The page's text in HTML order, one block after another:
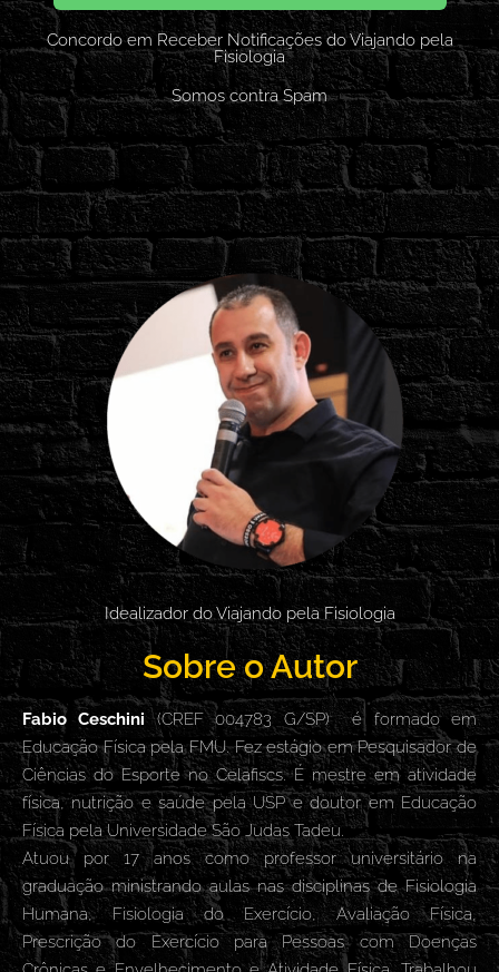
Concordo em Receber Notificações do Viajando pela
Fisiologia
Somos contra Spam
Idealizador do Viajando pela Fisiologia
Sobre o Autor
Fabio Ceschini(CREF 004783 G/SP) é formado em
Educação Física pela FMU. Fez estágio em Pesquisador de
Ciências do Esporte no Celafiscs. É mestre em atividade
física, nutrição e saúde pela USP e doutor em Educação
Física pela Universidade São Judas Tadeu.
Atuou por 17 anos como professor universitário na
graduação ministrando aulas nas disciplinas de Fisiologia
Humana, Fisiologia do Exercício, Avaliação Física,
Prescrição do Exercício para Pessoas com Doenças